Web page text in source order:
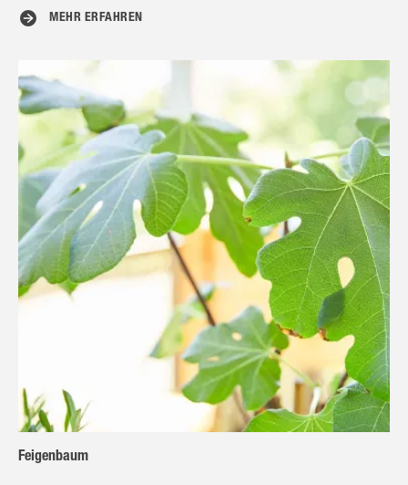
MEHR ERFAHREN
Feigenbaum